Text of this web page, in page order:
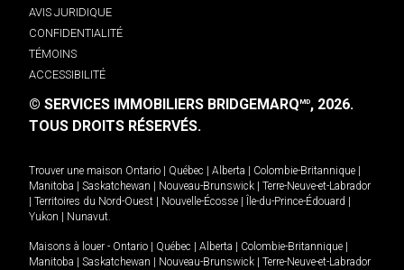
AVIS JURIDIQUE
CONFIDENTIALITÉ
TÉMOINS
ACCESSIBILITÉ
© SERVICES IMMOBILIERS BRIDGEMARQMD, 2026.
TOUS DROITS RÉSERVÉS.
Trouver une maison Ontario Québec Alberta Colombie-Britannique
Manitoba
Saskatchewan Nouveau-Brunswick
Terre-Neuve-et-Labrador
Territoires du Nord-Ouest Nouvelle-Écosse Île-du-Prince-Édouard
Yukon
Nunavut.
Maisons à louer - Ontario Québec Alberta Colombie-Britannique
Manitoba
Saskatchewan Nouveau-Brunswick
Terre-Neuve-et-Labrador